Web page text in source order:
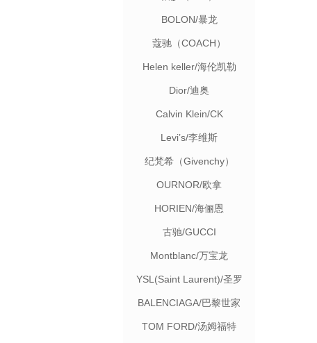
BOLON/暴龙
蔻驰（COACH）
Helen keller/海伦凯勒
Dior/迪奥
Calvin Klein/CK
Levi’s/李维斯
纪梵希（Givenchy）
OURNOR/欧拿
HORIEN/海俪恩
古驰/GUCCI
Montblanc/万宝龙
YSL(Saint Laurent)/圣罗
BALENCIAGA/巴黎世家
TOM FORD/汤姆福特